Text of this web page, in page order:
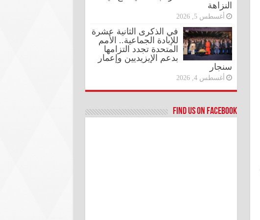
النزاهة
أغسطس 5, 2026
في الذكرى الثانية عشرة
للإبادة الجماعية.. الأمم
المتحدة تجدد التزامها
بدعم الإيزيديين وإعمار
سنجار
أغسطس 4, 2026
Find us on Facebook